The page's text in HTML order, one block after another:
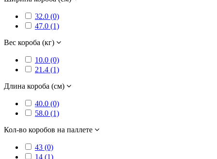
32.0 (0)
47.0 (1)
Вес короба (кг)
10.0 (0)
21.4 (1)
Длина короба (см)
40.0 (0)
58.0 (1)
Кол-во коробов на паллете
43 (0)
14 (1)